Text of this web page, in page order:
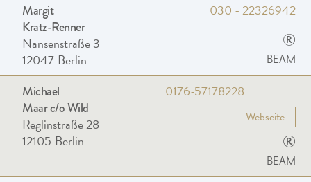
Margit
Kratz-Renner
Nansenstraße 3
12047 Berlin
030 - 22326942
®
BEAM
Michael
Maar c/o Wild
Reglinstraße 28
12105 Berlin
0176-57178228
Webseite
®
BEAM